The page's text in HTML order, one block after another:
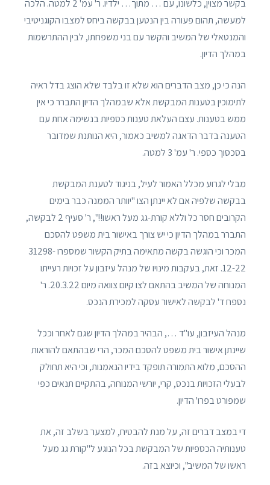
בקשר מצוין, כלשונו, עם … מתוך… ילדיו. ר' עמ' 2 למטה. הלכה
למעשה, תהום פעורה בין הנטען בבקשה ביחס למצבו הקוגניטיבי
והמנטאלי של המשיב והקשר עם בני משפחתו, לבין ההתרשמות
במהלך הדיון.
הנה כי כן, מצב הדברים הוא שלא זו בלבד שלא הוצג בדל ראיה
לתימוכין בטענות המבקשת אלא שבמהלך הדיון התברר כי אין
ממש בטענות. עצם העלאת טענות כספיות בנשימה אחת עם
הטענה בדבר הדאגה למשיב כאמור, היא הנותנת שמדובר
בסכסוך כספי. ר' עמ' 3 למטה.
מבלי לגרוע מכלל האמור לעיל, בניגוד לטענת המבקשת
בבקשה שלפיה אם לא יינתן הצו "יוותר הממנה כבר בימים
הקרובים חסר כל וללא קורת-גג מעל ראשו!!", ר' סעיף 2 לבקשה,
התברר במהלך הדיון כי יש צורך באישור בית משפט להסכם
המכר וכי הוגשה בקשה מתאימה בתיק הקשור שמספרו 31298-
12-22. זאת, בעקבות מינויו של מנהל עיזבון על זכויות רעייתו
המנוחה של המשיב בהתאם לצו קיום צוואה מיום 20.3.22. ר'
נספח ד' לבקשה לאישור עסקה למכירת הנכס.
מנהל העיזבון, עו"ד …, הבהיר במהלך הדיון שגם לאחר וככל
שיינתן אישור בית משפט להסכם המכר, הרי שבהתאם להוראות
ההסכם, מלוא התמורה תופקד בידיו הנאמנות, וכי היא תחולק
לבעלי הזכויות בנכס, קרי, יורשי המנוחה, בהתקיים תנאים כפי
שמפורט בפרו' הדיון.
די במצב דברים זה, על מנת להבטיח, למצער בשלב זה, את
טענותיה הכספיות של המבקשת בכל הנוגע ל"קורת גג מעל
ראשו של המשיב", וכיוצא בזה.